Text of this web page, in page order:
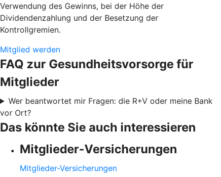
Verwendung des Gewinns, bei der Höhe der
Dividendenzahlung und der Besetzung der
Kontrollgremien.
Mitglied werden
FAQ zur Gesundheitsvorsorge für
Mitglieder
Wer beantwortet mir Fragen: die R+V oder meine Bank
vor Ort?
Das könnte Sie auch interessieren
Mitglieder-Versicherungen
Mitglieder-Versicherungen